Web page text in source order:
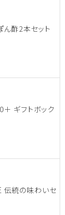
ん酢2本セット
ギフトボック
伝統の味わいセ